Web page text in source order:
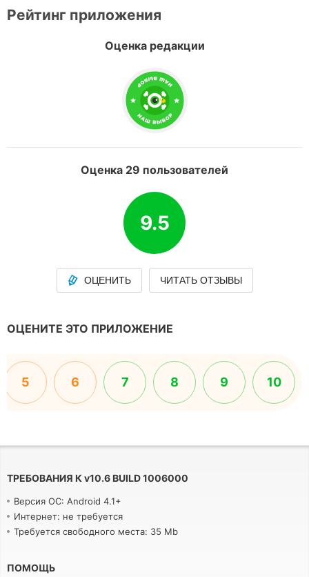
Рейтинг приложения
Оценка редакции
Оценка 29 пользователей
9.5
ОЦЕНИТЬ ЧИТАТЬ ОТЗЫВЫ
ОЦЕНИТЕ ЭТО ПРИЛОЖЕНИЕ
5 6 7 8 9 10
ТРЕБОВАНИЯ К v10.6 BUILD 1006000
Версия ОС: Android 4.1+
Интернет: не требуется
Требуется свободного места: 35 Mb
ПОМОЩЬ